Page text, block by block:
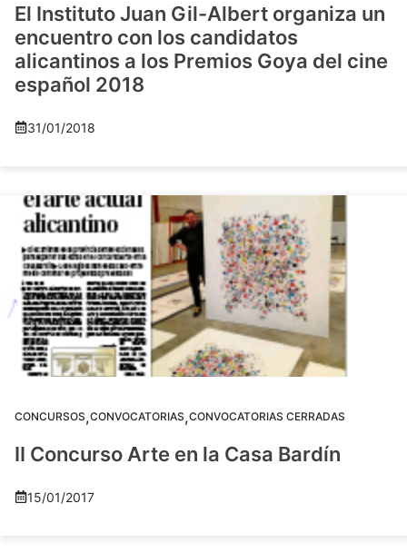
El Instituto Juan Gil-Albert organiza un
encuentro con los candidatos
alicantinos a los Premios Goya del cine
español 2018
31/01/2018
CONCURSOS,CONVOCATORIAS,CONVOCATORIAS CERRADAS
II Concurso Arte en la Casa Bardín
15/01/2017